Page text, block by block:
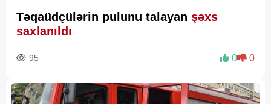
Təqaüdçülərin pulunu talayan şəxs
saxlanıldı
95 0 0